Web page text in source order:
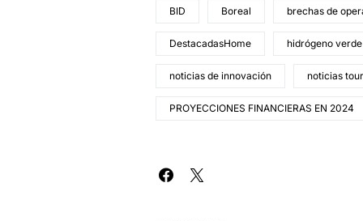
BID Boreal brechas de
DestacadasHome hidrógeno verde
noticias de innovación noticias
PROYECCIONES FINANCIERAS EN 2024